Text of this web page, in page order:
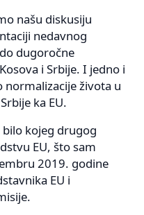
našu diskusiju
nedavnog
dugoročne
i Srbije. I jedno i
normalizacije života u
ka EU.
kojeg drugog
EU, što sam
2019. godine
EU i